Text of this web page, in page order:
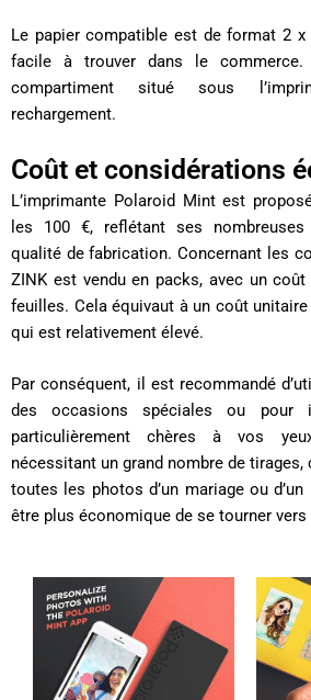
Le papier compatible est de format 2
facile à trouver dans le
compartiment situé sous
rechargement.
Coût et considérations
L’imprimante Polaroid Mint est
les 100 €, reflétant ses
qualité de fabrication. Concernant les
ZINK est vendu en packs, avec un coût
feuilles. Cela équivaut à un coût
qui est relativement élevé.
Par conséquent, il est recommandé
des occasions spéciales ou pour
particulièrement chères à vos
nécessitant un grand nombre de tirages,
toutes les photos d’un mariage ou
être plus économique de se tourner vers